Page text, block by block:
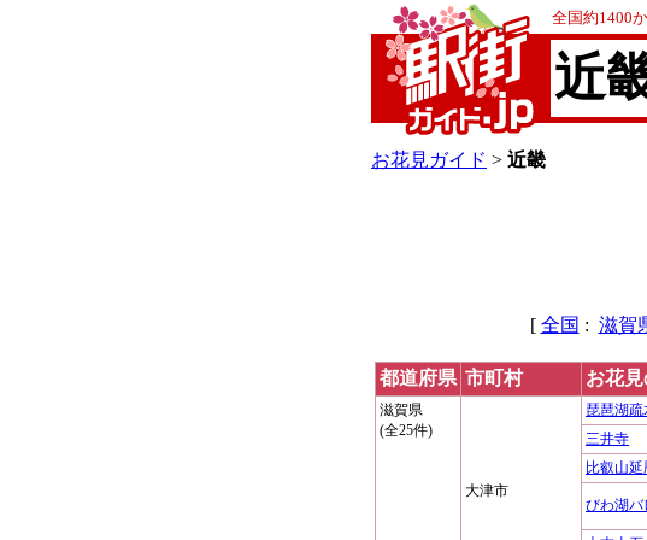
全国約1400
近
お花見ガイド > 近畿
[ 全国 : 滋賀
都道府県 市町村 お花
滋賀県
(全25件)
大津市
琵琶湖疏
三井寺
比叡山
びわ湖バ